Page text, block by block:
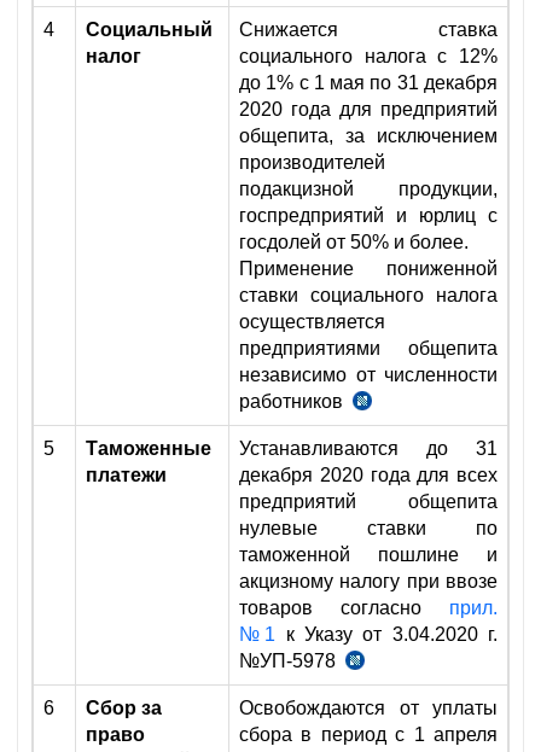
г.
4
Социальный
налог
Снижается ставка
социального налога с 12%
до 1% с 1 мая по 31 декабря
2020 года для предприятий
общепита, за исключением
производителей
подакцизной продукции,
госпредприятий и юрлиц с
госдолей от 50% и более.
Применение пониженной
ставки социального налога
осуществляется
предприятиями общепита
независимо от численности
работников
7
УП-6029
от
20.07.2020
5
Таможенные
платежи
Устанавливаются до 31
декабря 2020 года для всех
предприятий общепита
нулевые ставки по
таможенной пошлине и
акцизному налогу при ввозе
товаров согласно прил.
№1 к Указу от 3.04.2020 г.
№УП-5978
1
УП-5978
от
6
Сбор за
право
Освобождаются от уплаты
сбора в период с 1 апреля